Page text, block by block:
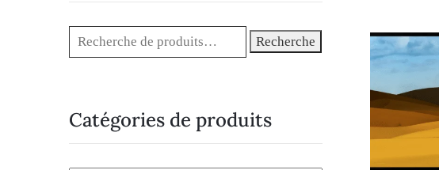
Recherche
Catégories de produits